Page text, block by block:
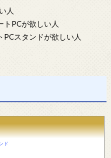
人
PCが欲しい人
スタンドが欲しい人
ド